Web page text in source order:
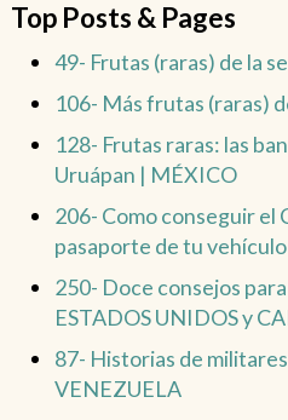
Top Posts & Pages
49- Frutas (raras) de la
106- Más frutas (raras)
128- Frutas raras: las
Uruápan | MÉXICO
206- Como conseguir el
pasaporte de tu vehículo
250- Doce consejos
ESTADOS UNIDOS y
87- Historias de
VENEZUELA